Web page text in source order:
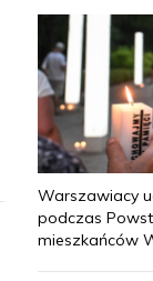
Warszawiacy
podczas
mieszkańców